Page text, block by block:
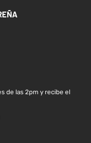
de las 2pm y recibe el